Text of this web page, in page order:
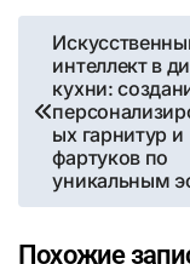
Навигация
записям
интеллект в
кухни:
ых гарнитур и
фартуков по
уникальным
Похожие